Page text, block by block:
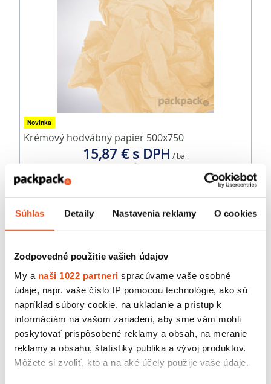
Súhlas Detaily Nastavenia reklamy O cookies
Zodpovedné použitie vašich údajov
My a naši 1022 partneri spracúvame vaše osobné
údaje, napr. vaše číslo IP pomocou technológie, ako sú
napríklad súbory cookie, na ukladanie a prístup k
informáciám na vašom zariadení, aby sme vám mohli
poskytovať prispôsobené reklamy a obsah, na meranie
reklamy a obsahu, štatistiky publika a vývoj produktov.
Môžete si zvoliť, kto a na aké účely použije vaše údaje.
Novinka
Krémový hodvábny papier 500x750
15,87 € s DPH / bal.
12,90 € bez DPH